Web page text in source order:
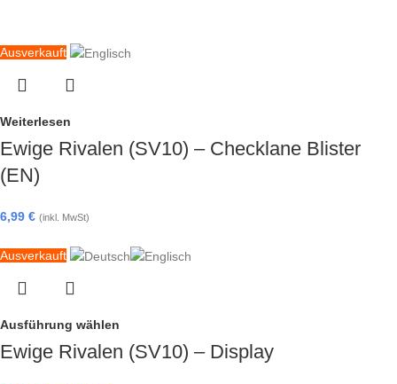
Ausverkauft
Weiterlesen
Ewige Rivalen (SV10) – Checklane Blister
(EN)
6,99 € (inkl. MwSt)
Ausverkauft
Ausführung wählen
Ewige Rivalen (SV10) – Display